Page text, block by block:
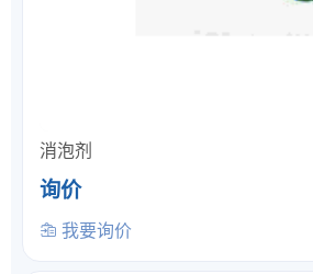
消泡剂
询价
我要询价